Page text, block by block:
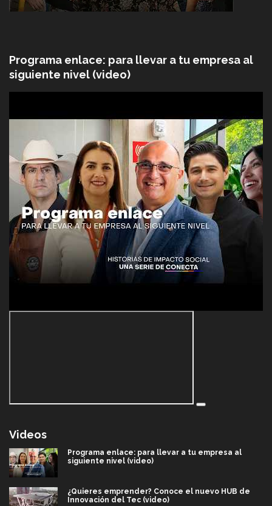
Programa enlace: para llevar a tu empresa al
siguiente nivel (video)
Videos
Programa enlace: para llevar a tu empresa al
siguiente nivel (video)
¿Quieres emprender? Conoce el nuevo HUB de
Innovación del Tec (video)